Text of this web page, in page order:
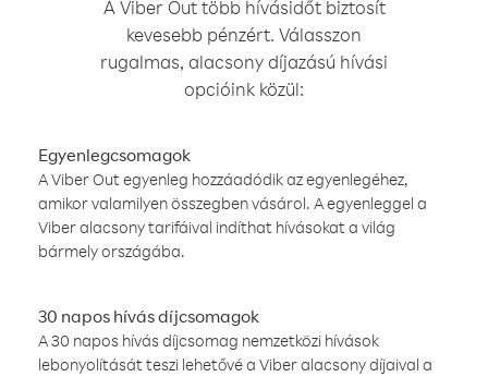
A Viber Out több hívásidőt biztosít
kevesebb pénzért. Válasszon
rugalmas, alacsony díjazású hívási
opcióink közül:
Egyenlegcsomagok
A Viber Out egyenleg hozzáadódik az egyenlegéhez,
amikor valamilyen összegben vásárol. A egyenleggel a
Viber alacsony tarifáival indíthat hívásokat a világ
bármely országába.
30 napos hívás díjcsomagok
A 30 napos hívás díjcsomag nemzetközi hívások
lebonyolítását teszi lehetővé a Viber alacsony díjaival a